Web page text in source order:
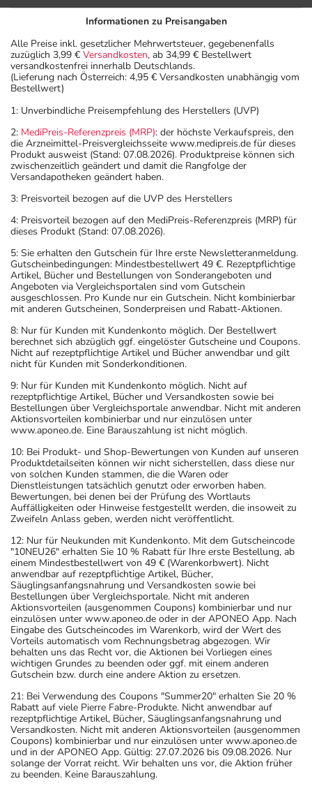
Informationen zu Preisangaben
Alle Preise inkl. gesetzlicher Mehrwertsteuer, gegebenenfalls
zuzüglich 3,99 € Versandkosten, ab 34,99 € Bestellwert
versandkostenfrei innerhalb Deutschlands.
(Lieferung nach Österreich: 4,95 € Versandkosten unabhängig vom
Bestellwert)
1: Unverbindliche Preisempfehlung des Herstellers (UVP)
2: MediPreis-Referenzpreis (MRP): der höchste Verkaufspreis, den
die Arzneimittel-Preisvergleichsseite www.medipreis.de für dieses
Produkt ausweist (Stand: 07.08.2026). Produktpreise können sich
zwischenzeitlich geändert und damit die Rangfolge der
Versandapotheken geändert haben.
3: Preisvorteil bezogen auf die UVP des Herstellers
4: Preisvorteil bezogen auf den MediPreis-Referenzpreis (MRP) für
dieses Produkt (Stand: 07.08.2026).
5: Sie erhalten den Gutschein für Ihre erste Newsletteranmeldung.
Gutscheinbedingungen: Mindestbestellwert 49 €. Rezeptpflichtige
Artikel, Bücher und Bestellungen von Sonderangeboten und
Angeboten via Vergleichsportalen sind vom Gutschein
ausgeschlossen. Pro Kunde nur ein Gutschein. Nicht kombinierbar
mit anderen Gutscheinen, Sonderpreisen und Rabatt-Aktionen.
8: Nur für Kunden mit Kundenkonto möglich. Der Bestellwert
berechnet sich abzüglich ggf. eingelöster Gutscheine und Coupons.
Nicht auf rezeptpflichtige Artikel und Bücher anwendbar und gilt
nicht für Kunden mit Sonderkonditionen.
9: Nur für Kunden mit Kundenkonto möglich. Nicht auf
rezeptpflichtige Artikel, Bücher und Versandkosten sowie bei
Bestellungen über Vergleichsportale anwendbar. Nicht mit anderen
Aktionsvorteilen kombinierbar und nur einzulösen unter
www.aponeo.de. Eine Barauszahlung ist nicht möglich.
10: Bei Produkt- und Shop-Bewertungen von Kunden auf unseren
Produktdetailseiten können wir nicht sicherstellen, dass diese nur
von solchen Kunden stammen, die die Waren oder
Dienstleistungen tatsächlich genutzt oder erworben haben.
Bewertungen, bei denen bei der Prüfung des Wortlauts
Auffälligkeiten oder Hinweise festgestellt werden, die insoweit zu
Zweifeln Anlass geben, werden nicht veröffentlicht.
12: Nur für Neukunden mit Kundenkonto. Mit dem Gutscheincode
"10NEU26" erhalten Sie 10 % Rabatt für Ihre erste Bestellung, ab
einem Mindestbestellwert von 49 € (Warenkorbwert). Nicht
anwendbar auf rezeptpflichtige Artikel, Bücher,
Säuglingsanfangsnahrung und Versandkosten sowie bei
Bestellungen über Vergleichsportale. Nicht mit anderen
Aktionsvorteilen (ausgenommen Coupons) kombinierbar und nur
einzulösen unter www.aponeo.de oder in der APONEO App. Nach
Eingabe des Gutscheincodes im Warenkorb, wird der Wert des
Vorteils automatisch vom Rechnungsbetrag abgezogen. Wir
behalten uns das Recht vor, die Aktionen bei Vorliegen eines
wichtigen Grundes zu beenden oder ggf. mit einem anderen
Gutschein bzw. durch eine andere Aktion zu ersetzen.
21: Bei Verwendung des Coupons "Summer20" erhalten Sie 20 %
Rabatt auf viele Pierre Fabre-Produkte. Nicht anwendbar auf
rezeptpflichtige Artikel, Bücher, Säuglingsanfangsnahrung und
Versandkosten. Nicht mit anderen Aktionsvorteilen (ausgenommen
Coupons) kombinierbar und nur einzulösen unter www.aponeo.de
und in der APONEO App. Gültig: 27.07.2026 bis 09.08.2026. Nur
solange der Vorrat reicht. Wir behalten uns vor, die Aktion früher
zu beenden. Keine Barauszahlung.